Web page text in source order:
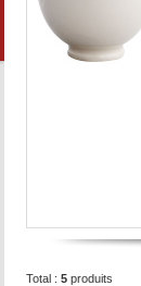
Total : 5 produits